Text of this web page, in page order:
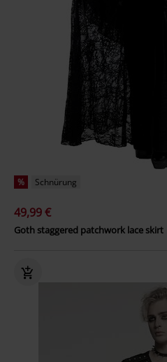
% Schnürung
49,99 €
Goth staggered patchwork lace skirt